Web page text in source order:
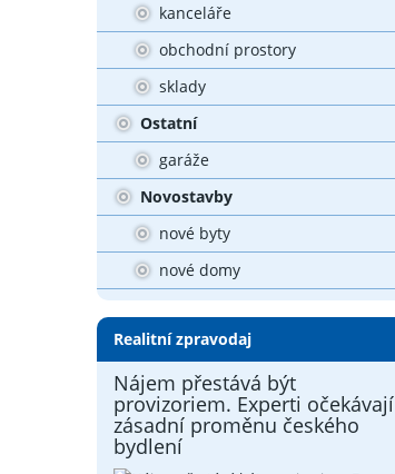
kanceláře
obchodní prostory
sklady
Ostatní
garáže
Novostavby
nové byty
nové domy
Realitní zpravodaj
Nájem přestává být
provizoriem. Experti očekávají
zásadní proměnu českého
bydlení